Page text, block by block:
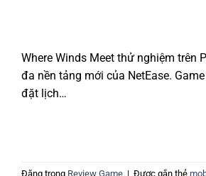
Where Winds Meet thử nghiệm trên
đa nền tảng mới của NetEase.
đặt lịch…
Đăng trong Review Game | Được gắn thẻ